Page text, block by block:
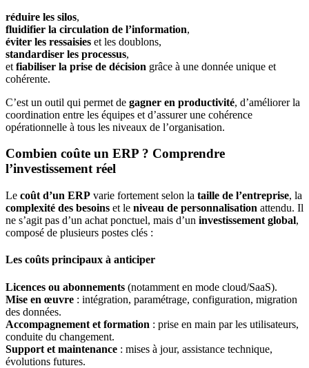
réduire les silos,
fluidifier la circulation de l’information,
éviter les ressaisies et les doublons,
standardiser les processus,
et fiabiliser la prise de décision grâce à une donnée unique et
cohérente.
C’est un outil qui permet de gagner en productivité, d’améliorer la
coordination entre les équipes et d’assurer une cohérence
opérationnelle à tous les niveaux de l’organisation.
Combien coûte un ERP ? Comprendre
l’investissement réel
Le coût d’un ERP varie fortement selon la taille de l’entreprise, la
complexité des besoins et le niveau de personnalisation attendu. Il
ne s’agit pas d’un achat ponctuel, mais d’un investissement global,
composé de plusieurs postes clés :
Les coûts principaux à anticiper
Licences ou abonnements (notamment en mode cloud/SaaS).
Mise en œuvre : intégration, paramétrage, configuration, migration
des données.
Accompagnement et formation : prise en main par les utilisateurs,
conduite du changement.
Support et maintenance : mises à jour, assistance technique,
évolutions futures.